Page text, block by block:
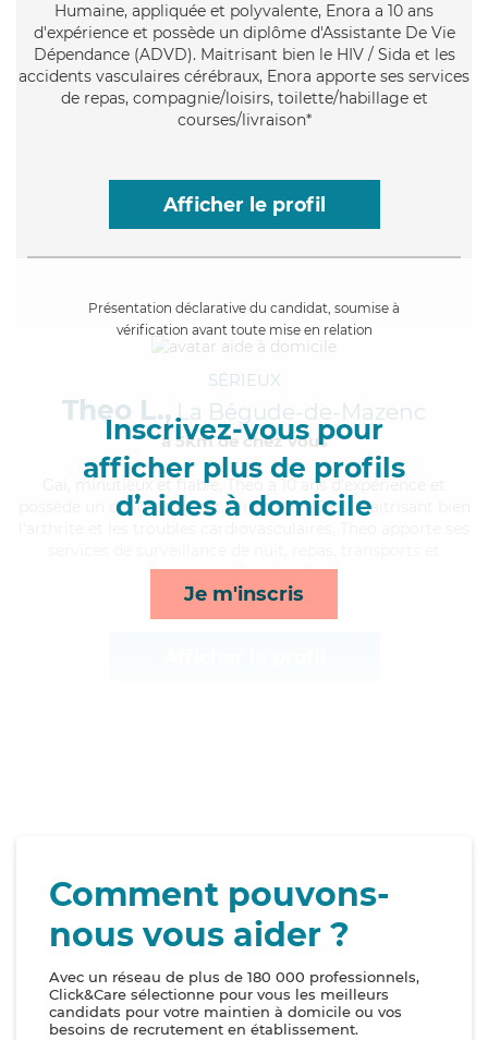
Humaine, appliquée et polyvalente, Enora a 10 ans
d'expérience et possède un diplôme d'Assistante De Vie
Dépendance (ADVD). Maitrisant bien le HIV / Sida et les
accidents vasculaires cérébraux, Enora apporte ses services
de repas, compagnie/loisirs, toilette/habillage et
courses/livraison*
Afficher le profil
Présentation déclarative du candidat, soumise à
vérification avant toute mise en relation
Inscrivez-vous pour
afficher plus de profils
d’aides à domicile
Je m'inscris
SÉRIEUX
Theo L., La Bégude-de-Mazenc
à 5km de chez Vous
, minutieux et fiable, Theo a 10 ans d'expérience et
possède un diplôme d'Etat d'infirmier (DEI). Maitrisant bien
courses/livraison*
Comment pouvons-
nous vous aider ?
Avec un réseau de plus de 180 000 professionnels,
Click&Care sélectionne pour vous les meilleurs
candidats pour votre maintien à domicile ou vos
besoins de recrutement en établissement.